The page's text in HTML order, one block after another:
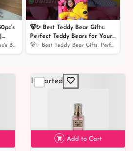
Bliss!
🍫 Kinder Bueno White 30pc's Box Unboxing & Review | Cr...
🐻✨ Best Teddy Bear Gifts:
Perfect Teddy Bears for Your
Girlfriend, Boyfriend, and
Loved Ones 💖🎁
🐻✨ Best Teddy Bear Gifts: Perfect Teddy Bears for You...
Imported
Add to Cart